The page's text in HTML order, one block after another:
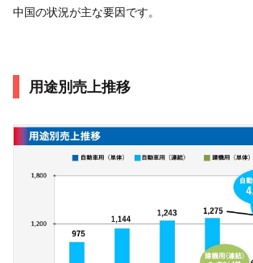
中国の状況が主な要因です。
用途別売上推移